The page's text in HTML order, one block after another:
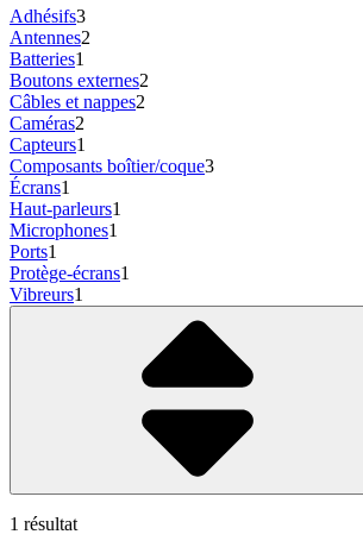
Adhésifs3
Antennes2
Batteries1
Boutons externes2
Câbles et nappes2
Caméras2
Capteurs1
Composants boîtier/coque3
Écrans1
Haut-parleurs1
Microphones1
Ports1
Protège-écrans1
Vibreurs1
1 résultat